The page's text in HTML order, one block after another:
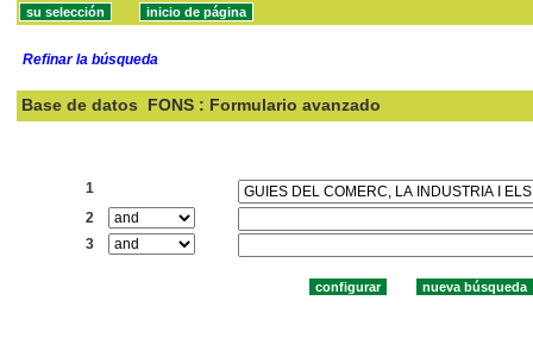
Refinar la búsqueda
Base de datos FONS : Formulario avanzado
1
2
3